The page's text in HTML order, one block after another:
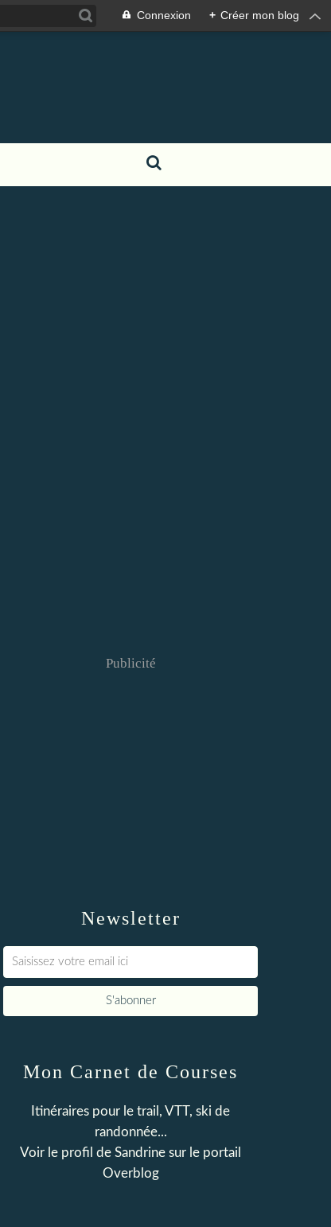
Connexion + Créer mon blog
Newsletter
Publicité
Mon Carnet de Courses
Itinéraires pour le trail, VTT, ski de
randonnée...
Voir le profil de Sandrine sur le portail
Overblog